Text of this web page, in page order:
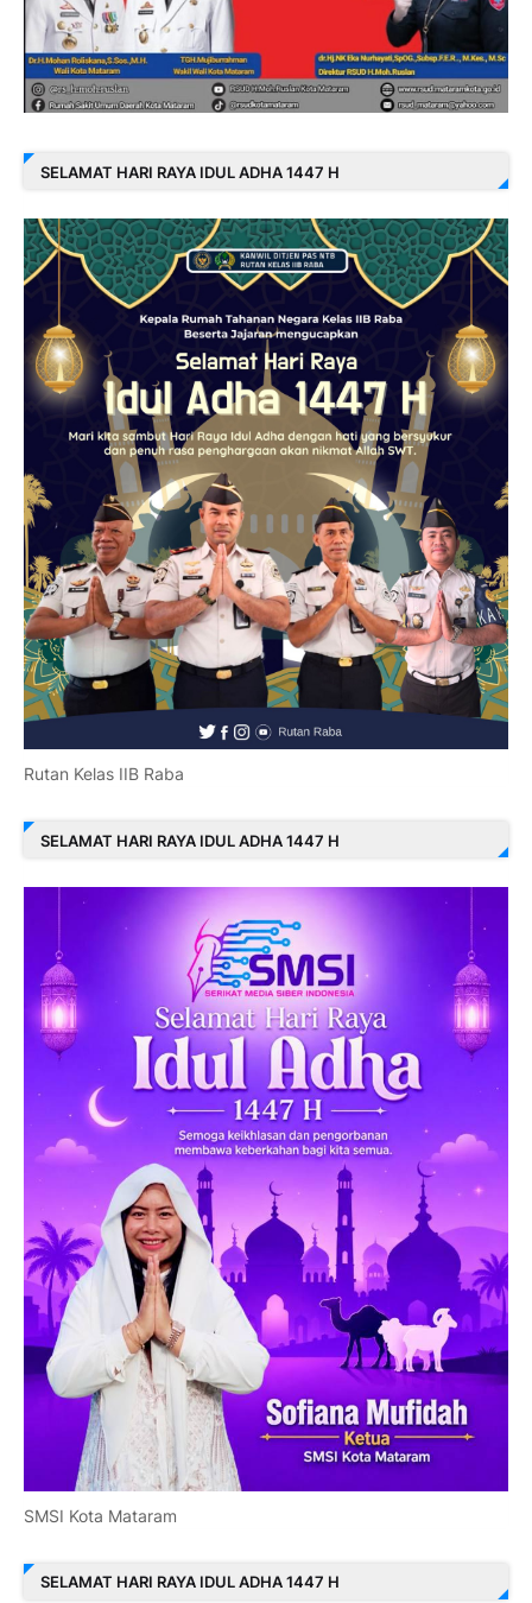
SELAMAT HARI RAYA IDUL ADHA 1447 H
Rutan Kelas IIB Raba
SELAMAT HARI RAYA IDUL ADHA 1447 H
SMSI Kota Mataram
SELAMAT HARI RAYA IDUL ADHA 1447 H